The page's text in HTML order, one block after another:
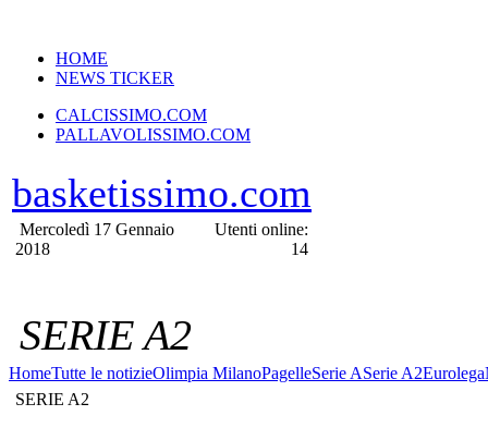
HOME
NEWS TICKER
CALCISSIMO.COM
PALLAVOLISSIMO.COM
basketissimo.com
Mercoledì 17 Gennaio
2018
Utenti online:
14
SERIE A2
HomeTutte le notizieOlimpia MilanoPagelleSerie ASerie A2Eurolega
SERIE A2